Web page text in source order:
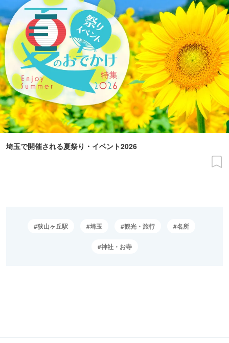
埼玉で開催される夏祭り・イベント2026
狭山ヶ丘駅 埼玉 観光・旅行 名所
神社・お寺